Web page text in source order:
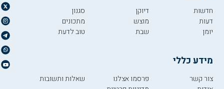
חדשות
דעות
יומן
דיוקן
מוצש
שבת
סגנון
מתכונים
טוב לדעת
מידע כללי
צור קשר
פרסמו אצלנו
שאלות ותשובות